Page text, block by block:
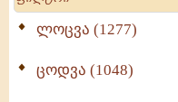
ლოცვა (1277)
ცოდვა (1048)